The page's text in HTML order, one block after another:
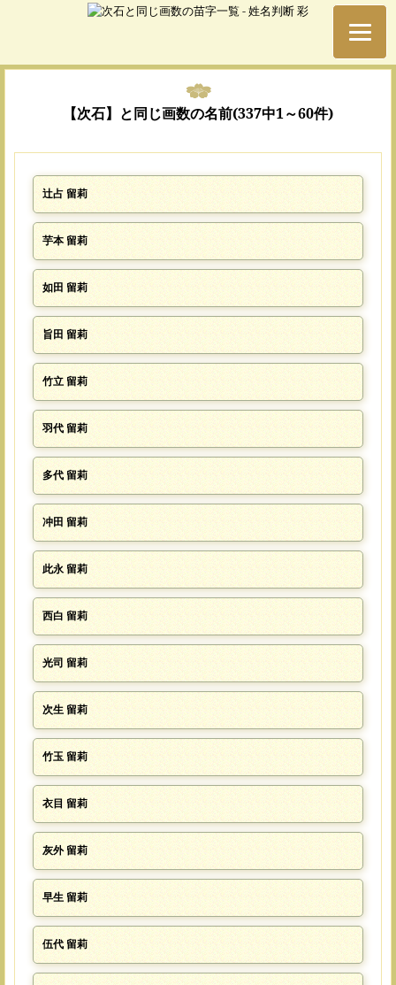
【次石】と同じ画数の名前(337中1～60件)
辻占 留莉
芋本 留莉
如田 留莉
旨田 留莉
竹立 留莉
羽代 留莉
多代 留莉
冲田 留莉
此永 留莉
西白 留莉
光司 留莉
次生 留莉
竹玉 留莉
衣目 留莉
灰外 留莉
早生 留莉
伍代 留莉